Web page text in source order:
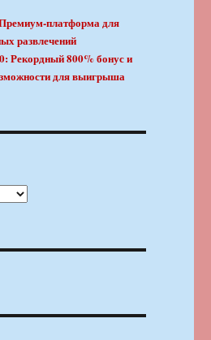
платформа для
развлечений
Рекордный 800% бонус и
для выигрыша